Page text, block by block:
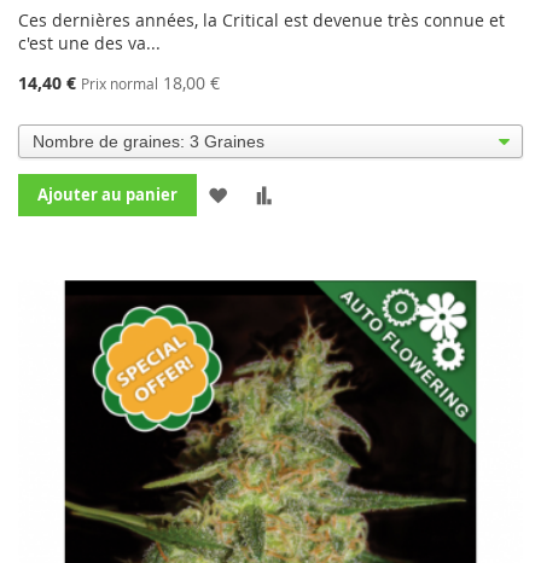
93%
Ces dernières années, la Critical est devenue très connue et
c'est une des va...
14,40 € Prix normal 18,00 €
Ajouter au panier
AJOUTER
MA
D’ENVIE
COMPARATEUR